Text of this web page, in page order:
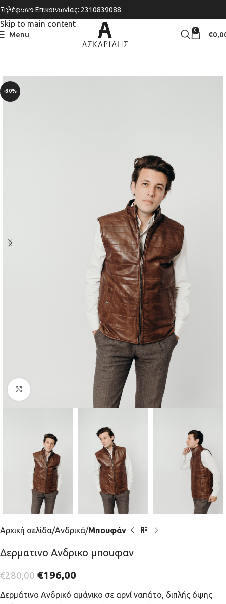
Skip to navigation
Skip to main content
Τηλέφωνο Επικοινωνίας: 2310839088
Menu 0 €
-30%
Προβολή
Αρχική σελίδα Ανδρικά Μπουφάν
Δερματινο Ανδρικο μπουφαν
€280,00 €196,00
Δερμάτινο Ανδρικό αμάνικο σε αρνί ναπάτο, διπλής όψης